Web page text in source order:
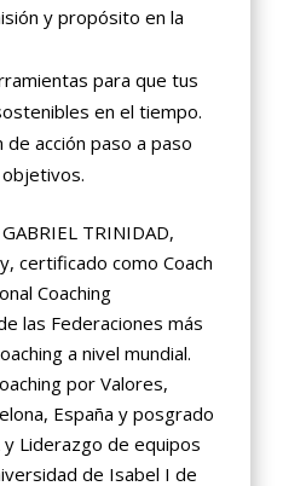
y propósito en la
para que tus
en el tiempo.
de acción paso a paso
TRINIDAD,
certificado como Coach
Coaching
las Federaciones más
a nivel mundial.
por Valores,
España y posgrado
y Liderazgo de equipos
de Isabel I de